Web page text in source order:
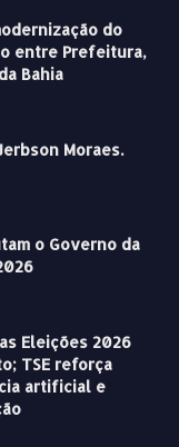
do
entre Prefeitura,
Bahia
Moraes.
o Governo da
Eleições 2026
TSE reforça
artificial e